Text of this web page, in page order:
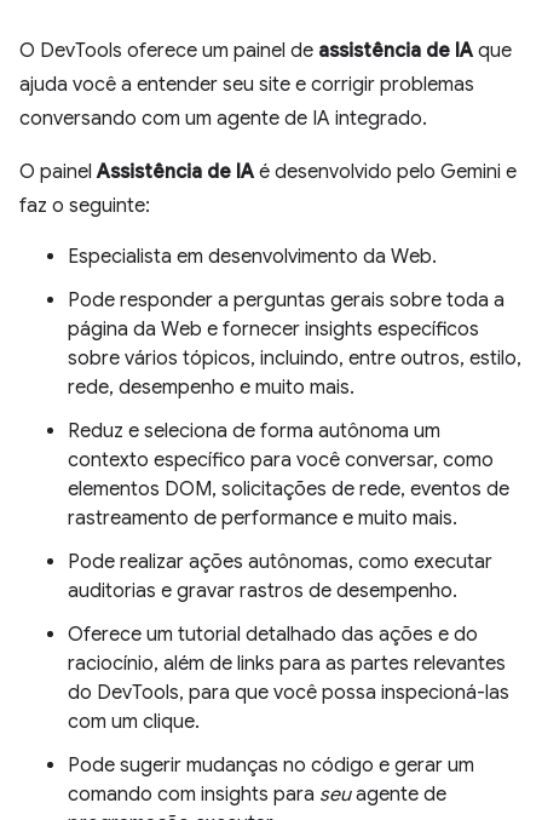
O DevTools oferece um painel de assistência de IA que
ajuda você a entender seu site e corrigir problemas
conversando com um agente de IA integrado.
O painelAssistência de IA é desenvolvido pelo Gemini e
faz o seguinte:
Especialista em desenvolvimento da Web.
Pode responder a perguntas gerais sobre toda a
página da Web e fornecer insights específicos
sobre vários tópicos, incluindo, entre outros, estilo,
rede, desempenho e muito mais.
Reduz e seleciona de forma autônoma um
contexto específico para você conversar, como
elementos DOM, solicitações de rede, eventos de
rastreamento de performance e muito mais.
Pode realizar ações autônomas, como executar
auditorias e gravar rastros de desempenho.
Oferece um tutorial detalhado das ações e do
raciocínio, além de links para as partes relevantes
do DevTools, para que você possa inspecioná-las
com um clique.
Pode sugerir mudanças no código e gerar um
comando com insights para seuagente de